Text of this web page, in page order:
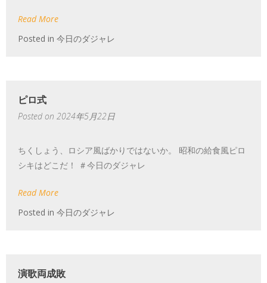
Read More
Posted in 今日のダジャレ
ピロ式
Posted on 2024年5月22日
ちくしょう、ロシア風ばかりではないか。 昭和の給食風ピロ
シキはどこだ！ ＃今日のダジャレ
Read More
Posted in 今日のダジャレ
演歌両成敗